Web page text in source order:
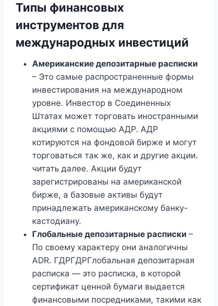
Типы финансовых
инструментов для
международных инвестиций
Американские депозитарные расписки
– Это самые распространенные формы
инвестирования на международном
уровне. Инвестор в Соединенных
Штатах может торговать иностранными
акциями с помощью АДР. АДР
котируются на фондовой бирже и могут
торговаться так же, как и другие акции.
читать далее. Акции будут
зарегистрированы на американской
бирже, а базовые активы будут
принадлежать американскому банку-
кастодиану.
Глобальные депозитарные расписки –
По своему характеру они аналогичны
ADR. ГДРГДРГлобальная депозитарная
расписка — это расписка, в которой
сертификат ценной бумаги выдается
финансовыми посредниками, такими как